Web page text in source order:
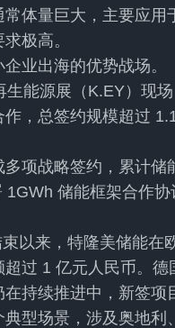
体量巨大，主要应用
极高。
业出海的优势战场。
能源展（K.EY）现
，总签约规模超过
项战略签约，累计
储能框架合作
以来，特隆美储能在
过 1 亿元人民币。
持续推进中，新签项
型场景，涉及奥地利